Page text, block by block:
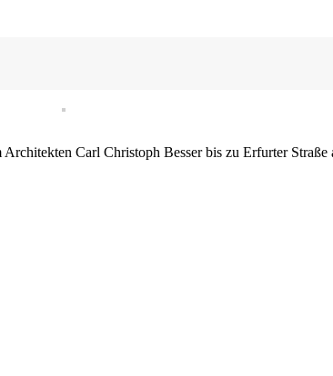
Carl Christoph Besser bis zu Erfurter